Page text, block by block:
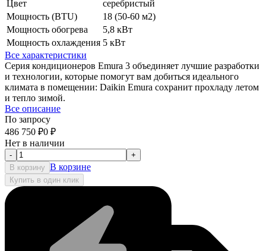
Цвет
серебристый
Мощность (BTU)
18 (50-60 м2)
Мощность обогрева
5,8 кВт
Мощность охлаждения 5 кВт
Все характеристики
Серия кондиционеров Emura 3 объединяет лучшие разработки
и технологии, которые помогут вам добиться идеального
климата в помещении: Daikin Emura сохранит прохладу летом
и тепло зимой.
Все описание
По запросу
486 750 ₽0 ₽
Нет в наличии
-
+
В корзину В корзине
Купить в один клик